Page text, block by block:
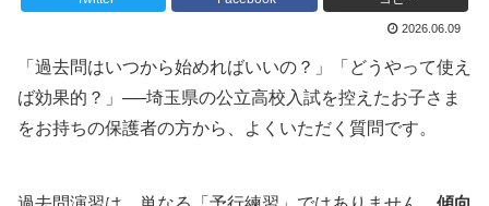
2026.06.09
「過去問はいつから始めればいいの？」「どうやって使え
ば効果的？」──埼玉県の公立高校入試を控えたお子さま
をお持ちの保護者の方から、よくいただく質問です。